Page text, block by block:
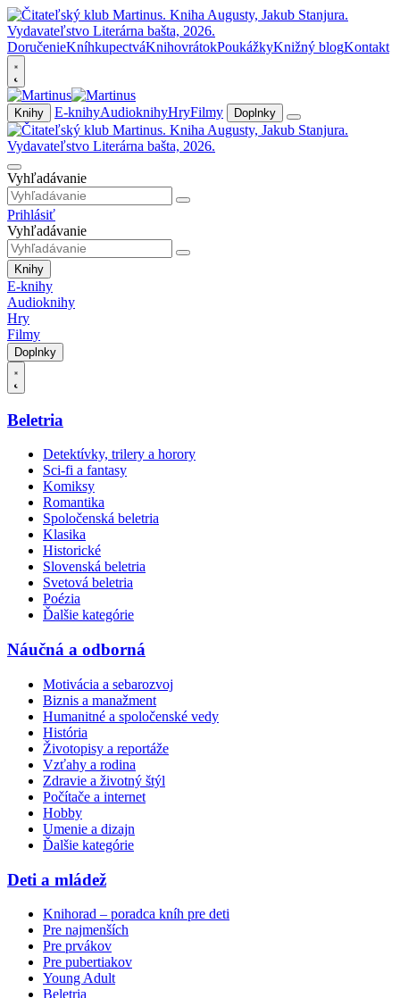
DoručenieKníhkupectváKnihovrátokPoukážkyKnižný blogKontakt
Knihy E-knihyAudioknihyHryFilmy Doplnky
Vyhľadávanie
Prihlásiť
Vyhľadávanie
Knihy
E-knihy
Audioknihy
Hry
Filmy
Doplnky
Beletria
Detektívky, trilery a horory
Sci-fi a fantasy
Komiksy
Romantika
Spoločenská beletria
Klasika
Historické
Slovenská beletria
Svetová beletria
Poézia
Ďalšie kategórie
Náučná a odborná
Motivácia a sebarozvoj
Biznis a manažment
Humanitné a spoločenské vedy
História
Životopisy a reportáže
Vzťahy a rodina
Zdravie a životný štýl
Počítače a internet
Hobby
Umenie a dizajn
Ďalšie kategórie
Deti a mládež
Knihorad – poradca kníh pre deti
Pre najmenších
Pre prvákov
Pre pubertiakov
Young Adult
Beletria